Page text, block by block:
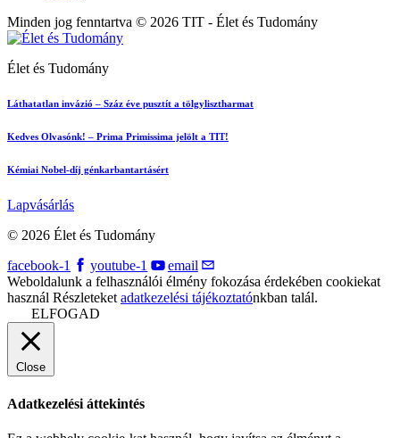
Minden jog fenntartva © 2026 TIT - Élet és Tudomány
Élet és Tudomány
Láthatatlan invázió – Száz éve pusztít a tölgylisztharmat
Kedves Olvasónk! – Prima Primissima jelölt a TIT!
Kémiai Nobel-díj génkarbantartásért
Lapvásárlás
© 2026 Élet és Tudomány
facebook-1
youtube-1
email
Weboldalunk a felhasználói élmény fokozása érdekében cookiekat
használ Részleteket adatkezelési tájékoztatónkban talál.
ELFOGAD
Close
Adatkezelési áttekintés